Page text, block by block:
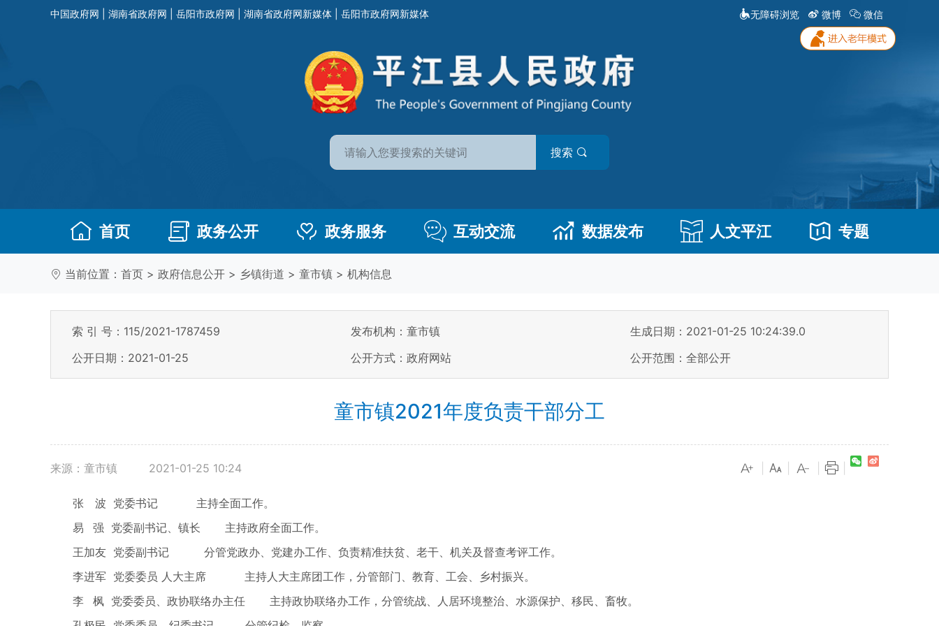
中国政府网 湖南省政府网 岳阳市政府网 湖南省政府网新媒体 岳阳市政府网新媒体 无障碍浏览 微博 微信
搜索
首页 政务公开 政务服务 互动交流 数据发布 人文平江 专题
当前位置： 首页 > 政府信息公开 > 乡镇街道 > 童市镇 > 机构信息
索 引 号：115/2021-1787459 发布机构：童市镇
生成日期：2021-01-25 10:24:39.0
公开日期：2021-01-25
公开方式：政府网站 公开范围：全部公开
童市镇2021年度负责干部分工
来源：童市镇 2021-01-25 10:24
张 波 党委书记 主持全面工作。
易 强 党委副书记、镇长 主持政府全面工作。
王加友 党委副书记 分管党政办、党建办工作、负责精准扶贫、老干、机关及督查考评工作。
李进军 党委委员 人大主席 主持人大主席团工作，分管部门、教育、工会、乡村振兴。
李 枫 党委委员、政协联络办主任 主持政协联络办工作，分管统战、人居环境整治、水源保护、移民、畜牧。